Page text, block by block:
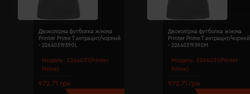
Модель: 2264031(Printer
Prime)
Двоколірна футболка жіноча
Printer Prime T антрацит/чорний
- 22640319390L
972.71 грн
Модель: 2264031(Printer
Prime)
Двоколірна футболка жіноча
Printer Prime T антрацит/чорний
- 22640319390M
972.71 грн